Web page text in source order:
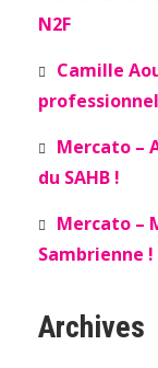
N2F
Camille
Mercato –
du SAHB !
Mercato –
Sambrienne !
Archives